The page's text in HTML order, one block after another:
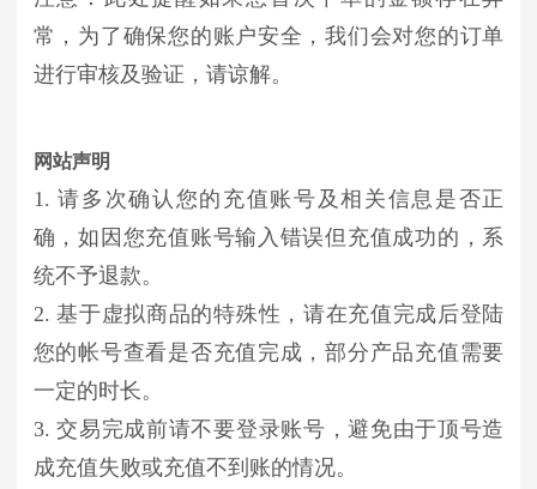
常，为了确保您的账户安全，我们会对您的订单
进行审核及验证，请谅解。
网站声明
1. 请多次确认您的充值账号及相关信息是否正
确，如因您充值账号输入错误但充值成功的，系
统不予退款。
2. 基于虚拟商品的特殊性，请在充值完成后登陆
您的帐号查看是否充值完成，部分产品充值需要
一定的时长。
3. 交易完成前请不要登录账号，避免由于顶号造
成充值失败或充值不到账的情况。